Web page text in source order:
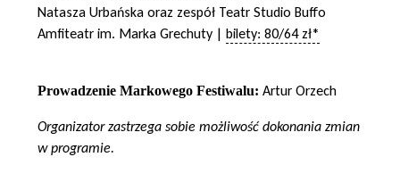
Natasza Urbańska oraz zespół Teatr Studio Buffo
Amfiteatr im. Marka Grechuty | bilety: 80/64 zł*
Prowadzenie Markowego Festiwalu: Artur Orzech
Organizator zastrzega sobie możliwość dokonania zmian
w programie.